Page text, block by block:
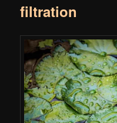
filtration